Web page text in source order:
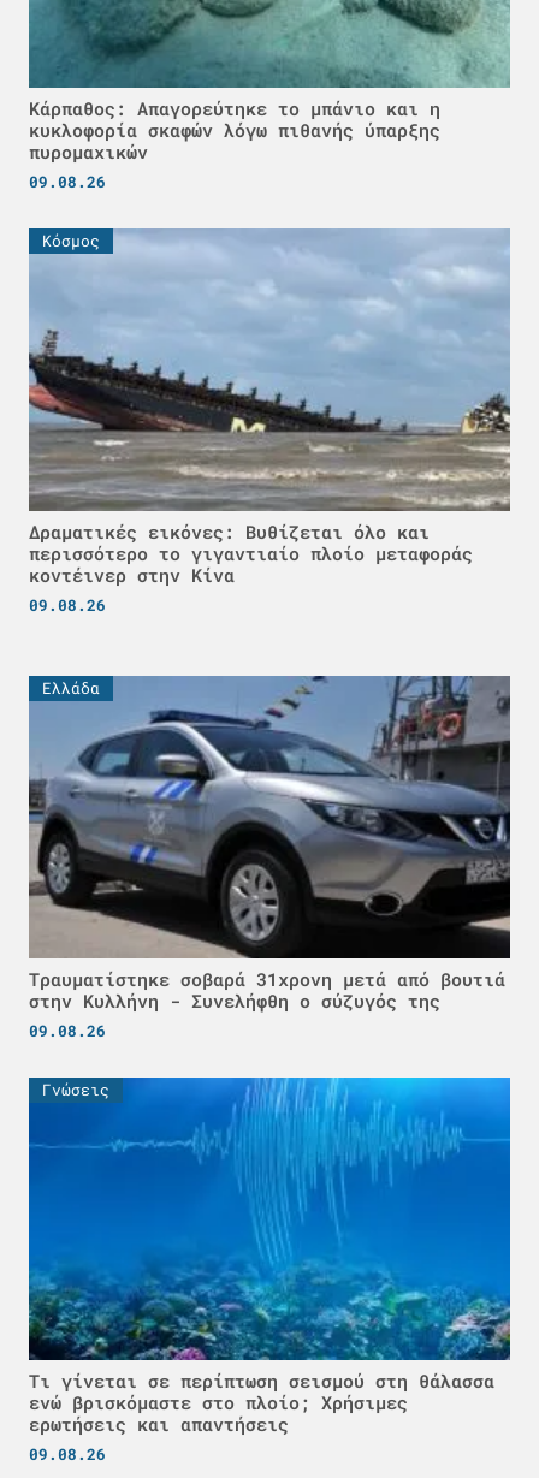
Κάρπαθος: Απαγορεύτηκε το μπάνιο και η
κυκλοφορία σκαφών λόγω πιθανής ύπαρξης
πυρομαχικών
09.08.26
Κόσμος
Δραματικές εικόνες: Βυθίζεται όλο και
περισσότερο το γιγαντιαίο πλοίο μεταφοράς
κοντέινερ στην Κίνα
09.08.26
Ελλάδα
Τραυματίστηκε σοβαρά 31χρονη μετά από βουτιά
στην Κυλλήνη - Συνελήφθη ο σύζυγός της
09.08.26
Γνώσεις
Τι γίνεται σε περίπτωση σεισμού στη θάλασσα
ενώ βρισκόμαστε στο πλοίο; Χρήσιμες
ερωτήσεις και απαντήσεις
09.08.26